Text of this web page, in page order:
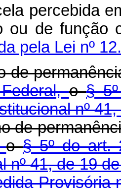
percebida
ou de
pela Lei nº
de
Federal,o§
nº
de
o§ 5º do art.
nº 41, de 19
Provisória